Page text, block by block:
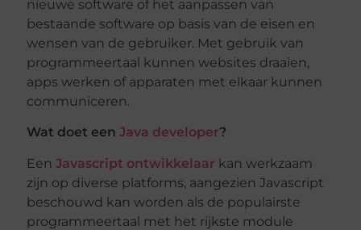
nieuwe software of het aanpassen van
bestaande software op basis van de eisen en
wensen van de gebruiker. Met gebruik van
programmeertaal kunnen websites draaien,
apps werken of apparaten met elkaar kunnen
communiceren.
Wat doet eenJava developer?
EenJavascript ontwikkelaar kan werkzaam
zijn op diverse platforms, aangezien Javascript
beschouwd kan worden als de populairste
programmeertaal met het rijkste module